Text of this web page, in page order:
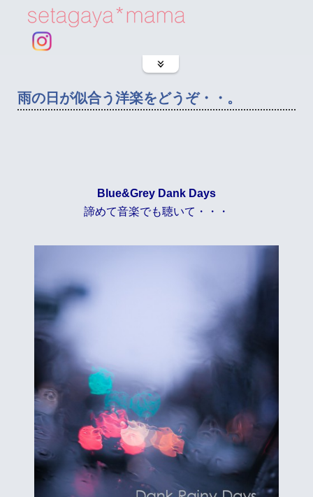
雨の日が似合う洋楽をどうぞ・・。
Blue&Grey Dank Days
諦めて音楽でも聴いて・・・